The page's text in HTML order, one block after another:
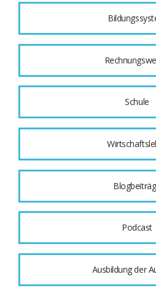
Schule
Podcast
Ausbildung der